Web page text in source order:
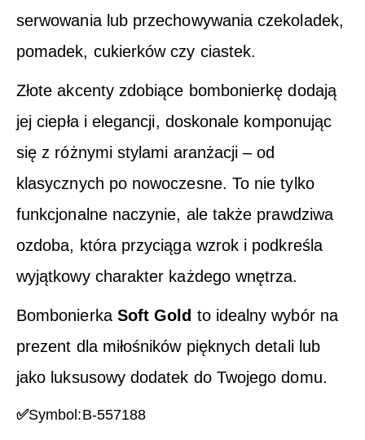
serwowania lub przechowywania czekoladek,
pomadek, cukierków czy ciastek.
Złote akcenty zdobiące bombonierkę dodają
jej ciepła i elegancji, doskonale komponując
się z różnymi stylami aranżacji – od
klasycznych po nowoczesne. To nie tylko
funkcjonalne naczynie, ale także prawdziwa
ozdoba, która przyciąga wzrok i podkreśla
wyjątkowy charakter każdego wnętrza.
Bombonierka Soft Gold to idealny wybór na
prezent dla miłośników pięknych detali lub
jako luksusowy dodatek do Twojego domu.
✅Symbol:B-557188